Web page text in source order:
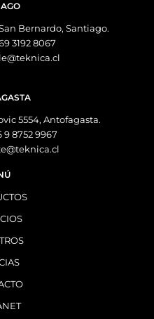
Bernardo, Santiago.
3192 8067
5554, Antofagasta.
9 8752 9967